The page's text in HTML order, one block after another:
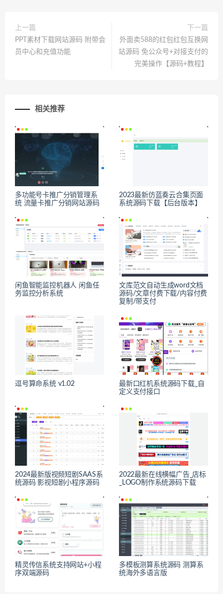
上一篇
PPT素材下载网站源码 附带会
员中心和充值功能
下一篇
外面卖588的红包红包互换网
站源码 免公众号+对接支付的
完美操作【源码+教程】
相关推荐
多功能号卡推广分销管理系
统 流量卡推广分销网站源码
2023最新仿蓝奏云合集页面
系统源码下载【后台版本】
闲鱼智能监控机器人 闲鱼任
务监控分析系统
文库范文自动生成word文档
源码/文章付费下载/内容付费
复制/带支付
逗号算命系统 v1.02
最新口红机系统源码下载_自
定义支付接口
2024最新版视频短剧SAAS系
统源码 影视短剧小程序源码
2022最新在线横幅广告_店标
_LOGO制作系统源码下载
精灵传信系统支持网站+小程
序双端源码
多模板测算系统源码 测算系
统海外多语言版